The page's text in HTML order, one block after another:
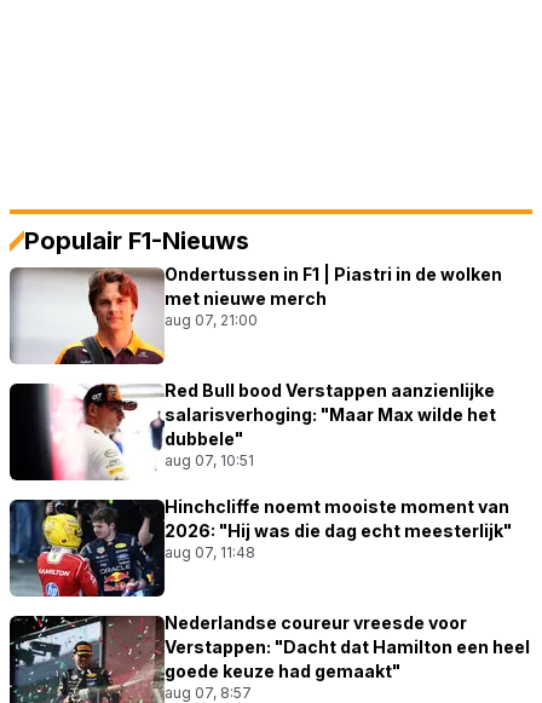
Populair F1-Nieuws
Ondertussen in F1 | Piastri in de wolken
met nieuwe merch
aug 07, 21:00
Red Bull bood Verstappen aanzienlijke
salarisverhoging: "Maar Max wilde het
dubbele"
aug 07, 10:51
Hinchcliffe noemt mooiste moment van
2026: "Hij was die dag echt meesterlijk"
aug 07, 11:48
Nederlandse coureur vreesde voor
Verstappen: "Dacht dat Hamilton een heel
goede keuze had gemaakt"
aug 07, 8:57